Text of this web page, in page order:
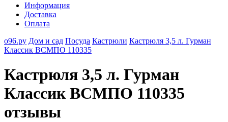
Информация
Доставка
Оплата
о96.ру Дом и сад Посуда Кастрюли Кастрюля 3,5 л. Гурман
Классик ВСМПО 110335
Кастрюля 3,5 л. Гурман
Классик ВСМПО 110335
отзывы